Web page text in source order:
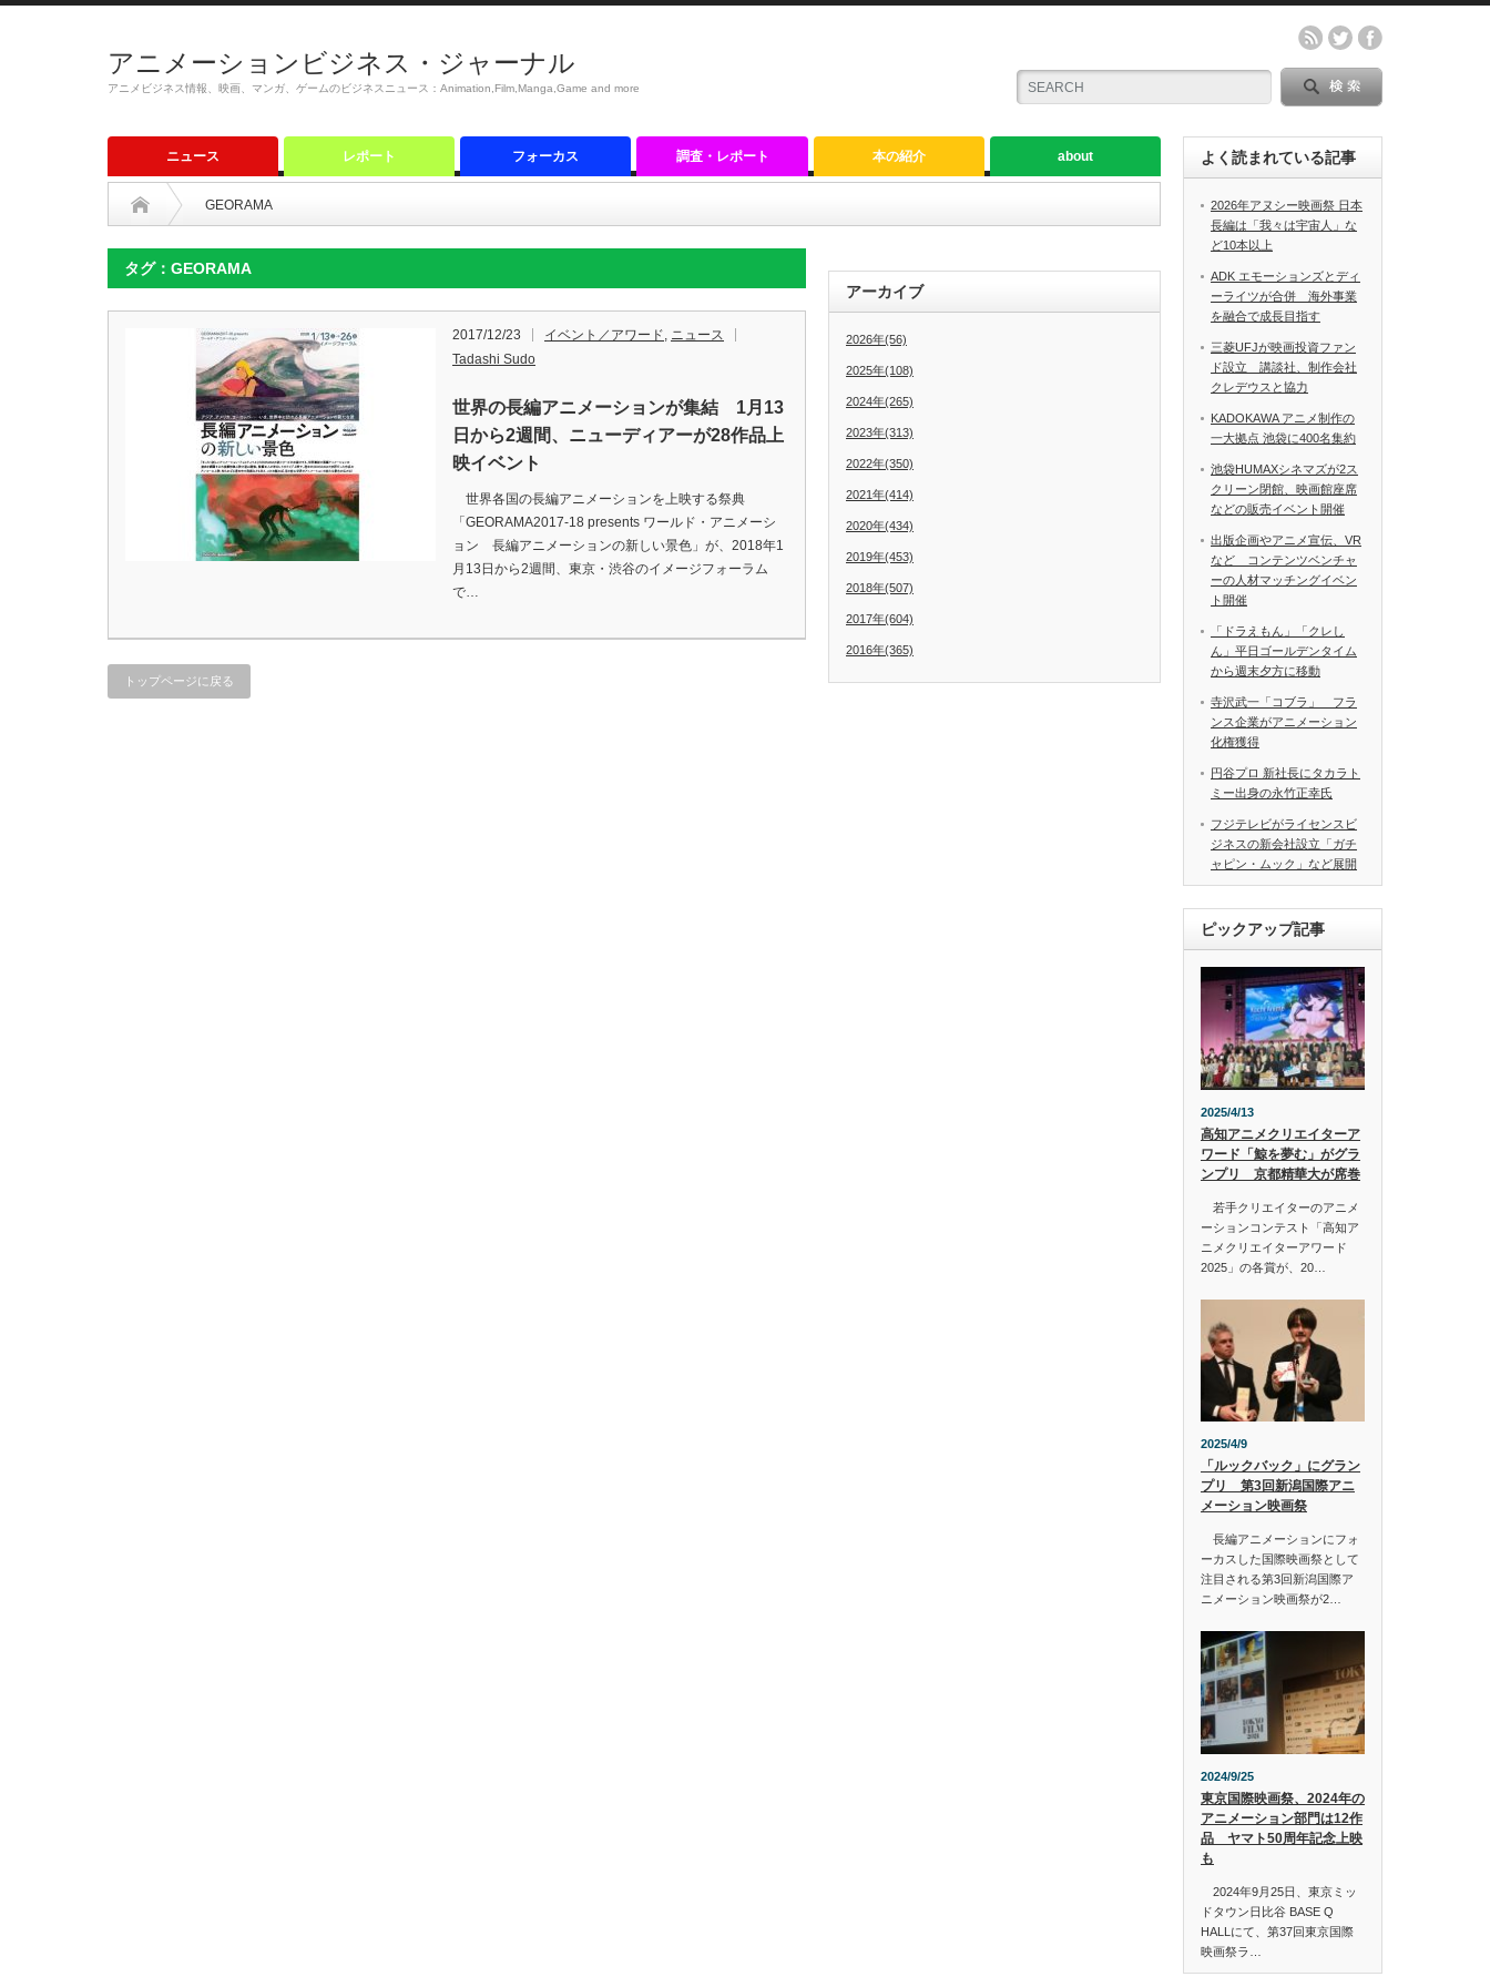
アニメーションビジネス・ジャーナル
アニメビジネス情報、映画、マンガ、ゲームのビジネスニュース：Animation,Film,Manga,Game and more
ニュース レポート フォーカス 調査・レポート 本の紹介 about
GEORAMA
タグ：GEORAMA
2017/12/23 イベント／アワード, ニュース
Tadashi Sudo
世界の長編アニメーションが集結 1月13
日から2週間、ニューディアーが28作品上
映イベント
世界各国の長編アニメーションを上映する祭典
「GEORAMA2017-18 presents ワールド・アニメーシ
ョン 長編アニメーションの新しい景色」が、2018年1
月13日から2週間、東京・渋谷のイメージフォーラム
で…
トップページに戻る
アーカイブ
2026年(56)
2025年(108)
2024年(265)
2023年(313)
2022年(350)
2021年(414)
2020年(434)
2019年(453)
2018年(507)
2017年(604)
2016年(365)
よく読まれている記事
2026年アヌシー映画祭 日本
長編は「我々は宇宙人」な
ど10本以上
ADK エモーションズとディ
ーライツが合併 海外事業
を融合で成長目指す
三菱UFJが映画投資ファン
ド設立 講談社、制作会社
クレデウスと協力
KADOKAWA アニメ制作の
一大拠点 池袋に400名集約
池袋HUMAXシネマズが2ス
クリーン閉館、映画館座席
などの販売イベント開催
出版企画やアニメ宣伝、VR
など コンテンツベンチャ
ーの人材マッチングイベン
ト開催
「ドラえもん」「クレし
ん」平日ゴールデンタイム
から週末夕方に移動
寺沢武一「コブラ」 フラ
ンス企業がアニメーション
化権獲得
円谷プロ 新社長にタカラト
ミー出身の永竹正幸氏
フジテレビがライセンスビ
ジネスの新会社設立「ガチ
ャピン・ムック」など展開
ピックアップ記事
2025/4/13
高知アニメクリエイターア
ワード「鯨を夢む」がグラ
ンプリ 京都精華大が席巻
若手クリエイターのアニメ
ーションコンテスト「高知ア
ニメクリエイターアワード
2025」の各賞が、20…
2025/4/9
「ルックバック」にグラン
プリ 第3回新潟国際アニ
メーション映画祭
長編アニメーションにフォ
ーカスした国際映画祭として
注目される第3回新潟国際ア
ニメーション映画祭が2…
2024/9/25
東京国際映画祭、2024年の
アニメーション部門は12作
品 ヤマト50周年記念上映
も
2024年9月25日、東京ミッ
ドタウン日比谷 BASE Q
HALLにて、第37回東京国際
映画祭ラ…